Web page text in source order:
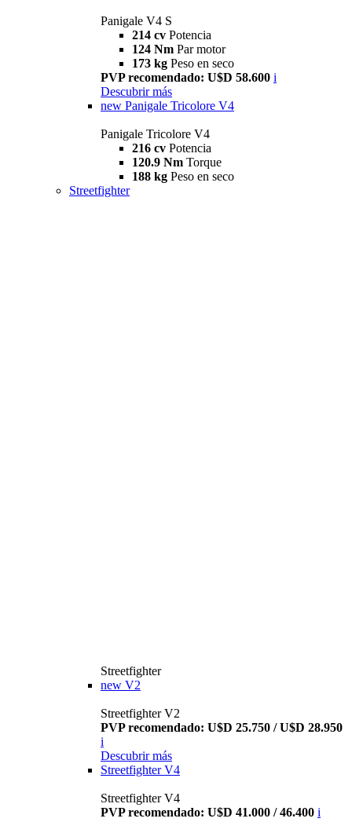
Panigale V4 S
214 cv Potencia
124 Nm Par motor
173 kg Peso en seco
PVP recomendado: U$D 58.600 i
Descubrir más
new Panigale Tricolore V4
Panigale Tricolore V4
216 cv Potencia
120.9 Nm Torque
188 kg Peso en seco
Streetfighter
Streetfighter
new V2
Streetfighter V2
PVP recomendado: U$D 25.750 / U$D 28.950
i
Descubrir más
Streetfighter V4
Streetfighter V4
PVP recomendado: U$D 41.000 / 46.400 i